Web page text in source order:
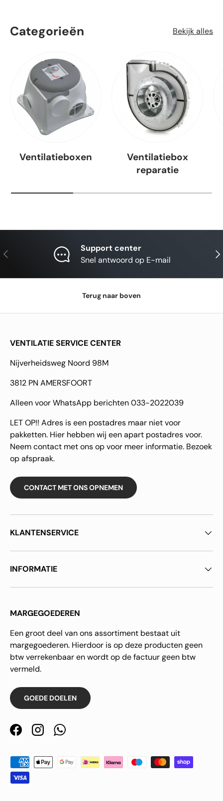
Categorieën Bekijk alles
Ventilatieboxen
Ventilatiebox
reparatie
Vorige
Support center
Snel antwoord op E-mail
Terug naar boven
VENTILATIE SERVICE CENTER
Nijverheidsweg Noord 98M
3812 PN AMERSFOORT
Alleen voor WhatsApp berichten 033-2022039
LET OP!! Adres is een postadres maar niet voor
pakketten. Hier hebben wij een apart postadres voor.
Neem contact met ons op voor meer informatie. Bezoek
op afspraak.
CONTACT MET ONS OPNEMEN
KLANTENSERVICE
INFORMATIE
MARGEGOEDEREN
Een groot deel van ons assortiment bestaat uit
margegoederen. Hierdoor is op deze producten geen
btw verrekenbaar en wordt op de factuur geen btw
vermeld.
GOEDE DOELEN
FacebookInstagramWhatsApp
Geaccepteerde betaalmethoden